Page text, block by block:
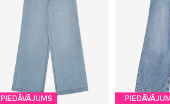
PIEDĀVĀJUMS